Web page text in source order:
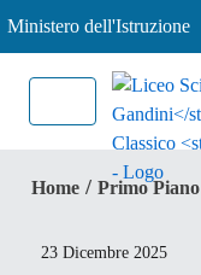
Ministero dell'Istruzione
Home / Primo Piano
23 Dicembre 2025